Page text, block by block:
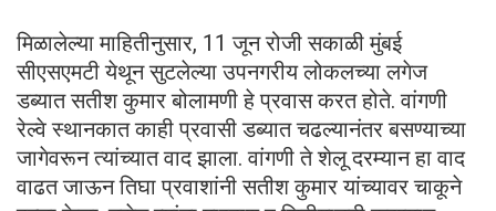
मिळालेल्या माहितीनुसार, 11 जून रोजी सकाळी मुंबई
सीएसएमटी येथून सुटलेल्या उपनगरीय लोकलच्या लगेज
डब्यात सतीश कुमार बोलामणी हे प्रवास करत होते. वांगणी
रेल्वे स्थानकात काही प्रवासी डब्यात चढल्यानंतर बसण्याच्या
जागेवरून त्यांच्यात वाद झाला. वांगणी ते शेलू दरम्यान हा वाद
वाढत जाऊन तिघा प्रवाशांनी सतीश कुमार यांच्यावर चाकूने